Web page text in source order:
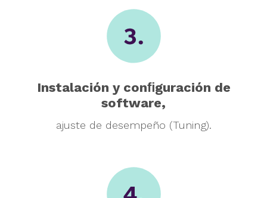
Instalación y conﬁguración de
software,
ajuste de desempeño (Tuning).